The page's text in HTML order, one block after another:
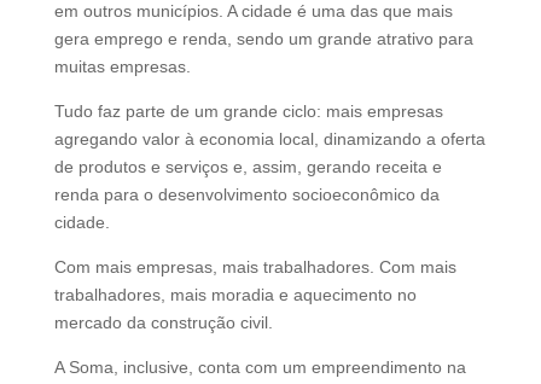
em outros municípios. A cidade é uma das que mais
gera emprego e renda, sendo um grande atrativo para
muitas empresas.
Tudo faz parte de um grande ciclo: mais empresas
agregando valor à economia local, dinamizando a oferta
de produtos e serviços e, assim, gerando receita e
renda para o desenvolvimento socioeconômico da
cidade.
Com mais empresas, mais trabalhadores. Com mais
trabalhadores, mais moradia e aquecimento no
mercado da construção civil.
A Soma, inclusive, conta com um empreendimento na